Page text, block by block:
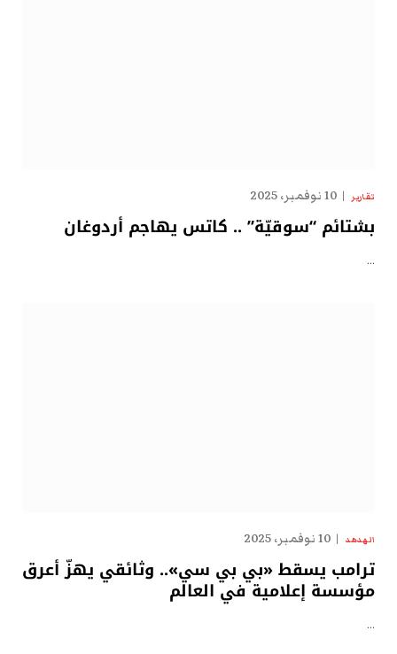
تقارير 10 نوفمبر، 2025
بشتائم “سوقيّة” .. كاتس يهاجم أردوغان
…
الهدهد 10 نوفمبر، 2025
ترامب يسقط «بي بي سي».. وثائقي يهزّ أعرق
مؤسسة إعلامية في العالم
…